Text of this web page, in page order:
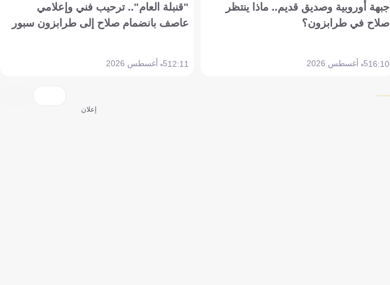
جبهة أوروبية وصديق قديم.. ماذا ينتظر
صلاح في طرابزون؟
16:105 أغسطس 2026
"قنبلة العام".. ترحيب فني وإعلامي
عاصف بانضمام صلاح إلى طرابزون سبور
12:115 أغسطس 2026
إعلان